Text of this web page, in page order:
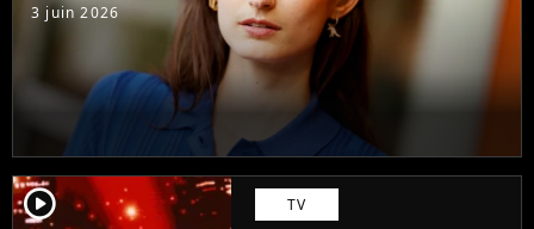
3 juin 2026
player2 TV